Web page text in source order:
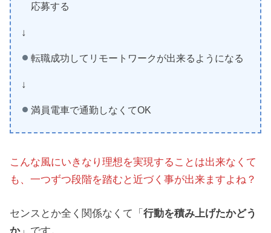
応募する
↓
転職成功してリモートワークが出来るようになる
↓
満員電車で通勤しなくてOK
こんな風にいきなり理想を実現することは出来なくて
も、一つずつ段階を踏むと近づく事が出来ますよね？
センスとか全く関係なくて「行動を積み上げたかどう